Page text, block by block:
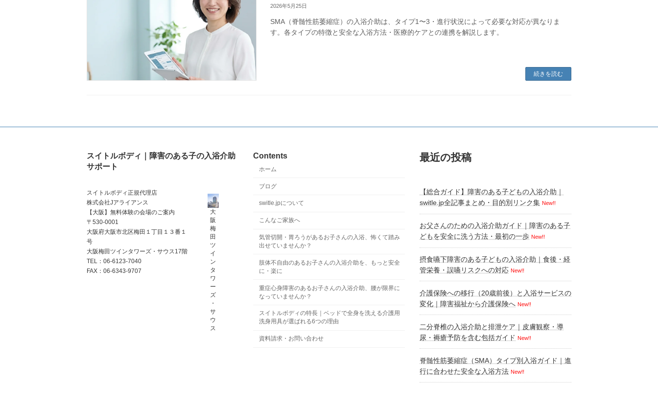
2026年5月25日
SMA（脊髄性筋萎縮症）の入浴介助は、タイプ1〜3・進行状況によって必要な対応が異なりま
す。各タイプの特徴と安全な入浴方法・医療的ケアとの連携を解説します。
続きを読む
スイトルボディ｜障害のある子の入浴介助
サポート
スイトルボディ正規代理店
株式会社Jアライアンス
【大阪】無料体験の会場のご案内
〒530-0001
大阪府大阪市北区梅田１丁目１３番１
号
大阪梅田ツインタワーズ・サウス17階
TEL：06-6123-7040
FAX：06-6343-9707
大
阪
梅
田
ツ
イ
ン
タ
ワ
ー
ズ
・
サ
ウ
ス
Contents
ホーム
ブログ
switle.jpについて
こんなご家族へ
気管切開・胃ろうがあるお子さんの入浴、怖くて踏み
出せていませんか？
肢体不自由のあるお子さんの入浴介助を、もっと安全
に・楽に
重症心身障害のあるお子さんの入浴介助、腰が限界に
なっていませんか？
スイトルボディの特長｜ベッドで全身を洗える介護用
洗身用具が選ばれる6つの理由
資料請求・お問い合わせ
最近の投稿
【総合ガイド】障害のある子どもの入浴介助｜
switle.jp全記事まとめ・目的別リンク集 New!!
お父さんのための入浴介助ガイド｜障害のある子
どもを安全に洗う方法・最初の一歩 New!!
摂食嚥下障害のある子どもの入浴介助｜食後・経
管栄養・誤嚥リスクへの対応 New!!
介護保険への移行（20歳前後）と入浴サービスの
変化｜障害福祉から介護保険へ New!!
二分脊椎の入浴介助と排泄ケア｜皮膚観察・導
尿・褥瘡予防を含む包括ガイド New!!
脊髄性筋萎縮症（SMA）タイプ別入浴ガイド｜進
行に合わせた安全な入浴方法 New!!